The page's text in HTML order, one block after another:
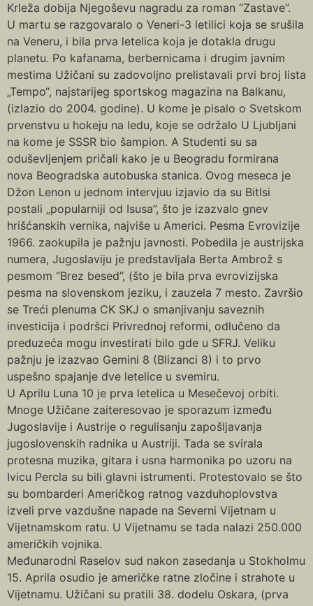
Krleža dobija Njegoševu nagradu za roman “Zastave”.
U martu se razgovaralo o Veneri-3 letilici koja se srušila
na Veneru, i bila prva letelica koja je dotakla drugu
planetu. Po kafanama, berbernicama i drugim javnim
mestima Užičani su zadovoljno prelistavali prvi broj lista
„Tempo“, najstarijeg sportskog magazina na Balkanu,
(izlazio do 2004. godine). U kome je pisalo o Svetskom
prvenstvu u hokeju na ledu, koje se održalo U Ljubljani
na kome je SSSR bio šampion. A Studenti su sa
oduševljenjem pričali kako je u Beogradu formirana
nova Beogradska autobuska stanica. Ovog meseca je
Džon Lenon u jednom intervjuu izjavio da su Bitlsi
postali „popularniji od Isusa”, što je izazvalo gnev
hrišćanskih vernika, najviše u Americi. Pesma Evrovizije
1966. zaokupila je pažnju javnosti. Pobedila je austrijska
numera, Jugoslaviju je predstavljala Berta Ambrož s
pesmom “Brez besed”, (što je bila prva evrovizijska
pesma na slovenskom jeziku, i zauzela 7 mesto. Završio
se Treći plenuma CK SKJ o smanjivanju saveznih
investicija i podršci Privrednoj reformi, odlučeno da
preduzeća mogu investirati bilo gde u SFRJ. Veliku
pažnju je izazvao Gemini 8 (Blizanci 8) i to prvo
uspešno spajanje dve letelice u svemiru.
U Aprilu Luna 10 je prva letelica u Mesečevoj orbiti.
Mnoge Užičane zaiteresovao je sporazum između
Jugoslavije i Austrije o regulisanju zapošljavanja
jugoslovenskih radnika u Austriji. Tada se svirala
protesna muzika, gitara i usna harmonika po uzoru na
Ivicu Percla su bili glavni istrumenti. Protestovalo se što
su bombarderi Američkog ratnog vazduhoplovstva
izveli prve vazdušne napade na Severni Vijetnam u
Vijetnamskom ratu. U Vijetnamu se tada nalazi 250.000
američkih vojnika.
Međunarodni Raselov sud nakon zasedanja u Stokholmu
15. Aprila osudio je američke ratne zločine i strahote u
Vijetnamu. Užičani su pratili 38. dodelu Oskara, (prva